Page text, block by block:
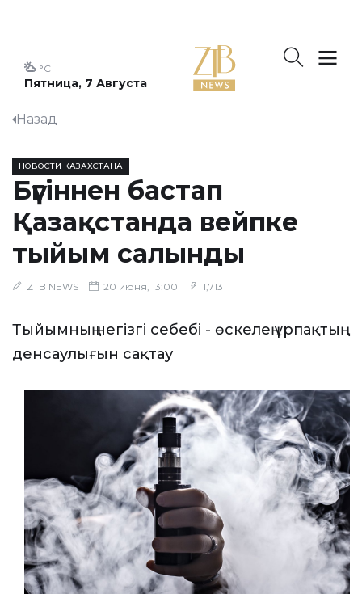
Пятница, 7 Августа
°C
Назад
НОВОСТИ КАЗАХСТАНА
Бүгіннен бастап
Қазақстанда вейпке
тыйым салынды
ZTB NEWS 20 июня, 13:00 1,713
Тыйымның негізгі себебі - өскелең ұрпақтың
денсаулығын сақтау